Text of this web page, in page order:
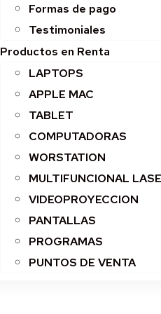
Formas de pago
Testimoniales
Productos en Renta
LAPTOPS
APPLE MAC
TABLET
COMPUTADORAS
WORSTATION
MULTIFUNCIONAL
VIDEOPROYECCION
PANTALLAS
PROGRAMAS
PUNTOS DE VENTA